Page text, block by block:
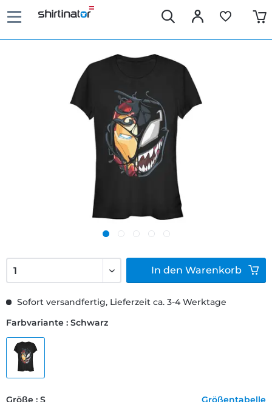
Sofort versandfertig, Lieferzeit ca. 3-4 Werktage
Farbvariante : Schwarz
Größe : S Größentabelle
In den Warenkorb